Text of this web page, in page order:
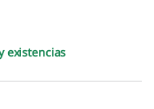
existencias